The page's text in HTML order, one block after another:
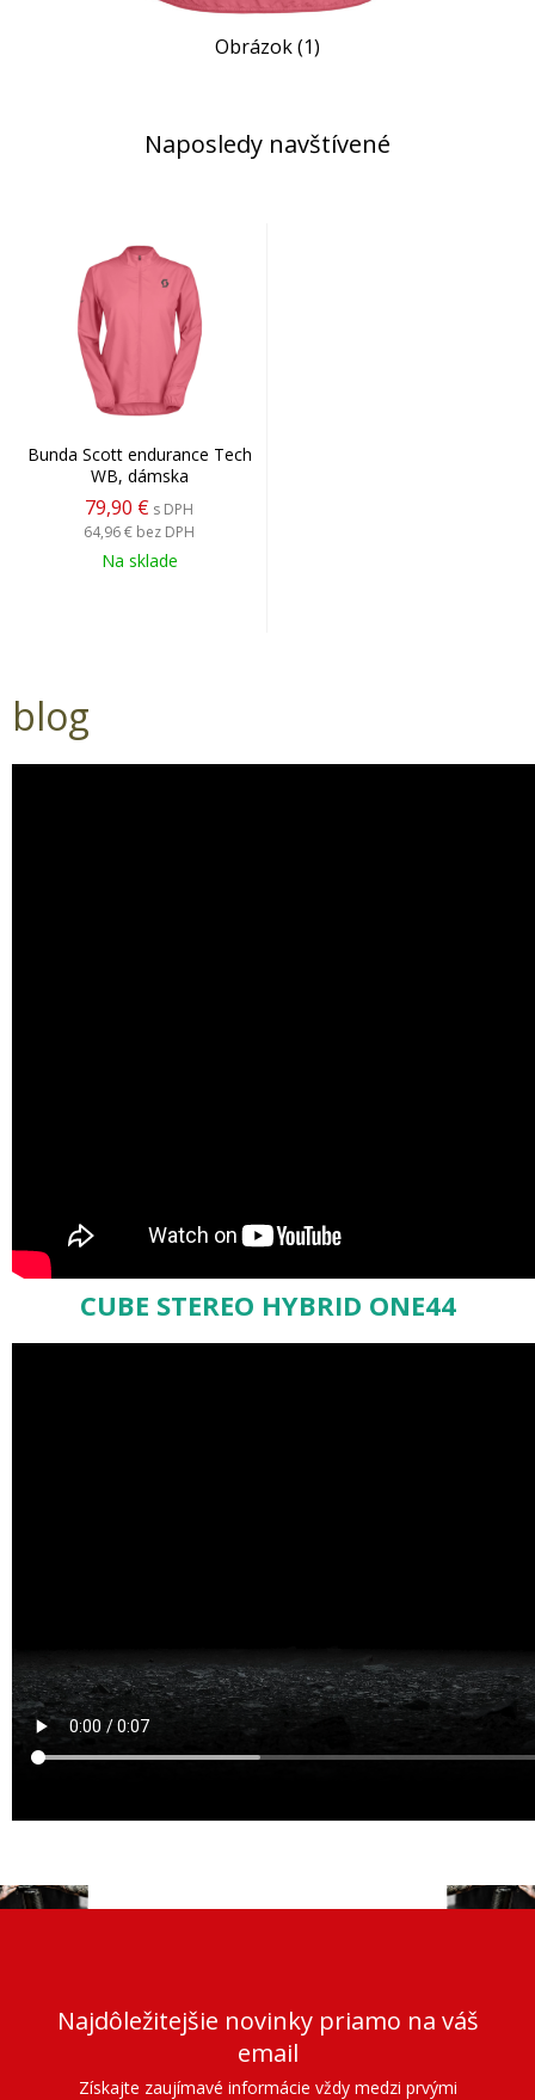
Obrázok (1)
Naposledy navštívené
Bunda Scott endurance Tech
WB, dámska
79,90 € s DPH
64,96 € bez DPH
Na sklade
blog
CUBE STEREO HYBRID ONE44
Najdôležitejšie novinky priamo na váš
email
Získajte zaujímavé informácie vždy medzi prvými